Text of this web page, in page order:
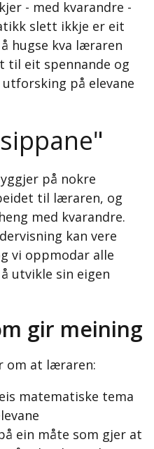
- med kvarandre -
slett ikkje er eit
hugse kva læraren
til eit spennande og
på elevane
på nokre
til læraren, og
med kvarandre.
kan vere
vi oppmodar alle
utvikle sin eigen
gir meining
om at læraren:
matematiske tema
ein måte som gjer at